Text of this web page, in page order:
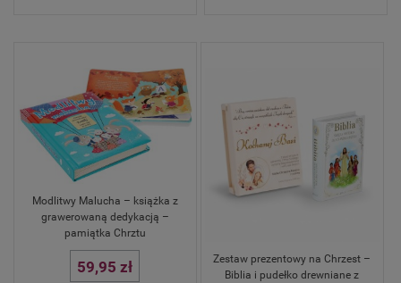
Modlitwy Malucha – książka z
grawerowaną dedykacją –
pamiątka Chrztu
59,95 zł
Zestaw prezentowy na Chrzest –
Biblia i pudełko drewniane z